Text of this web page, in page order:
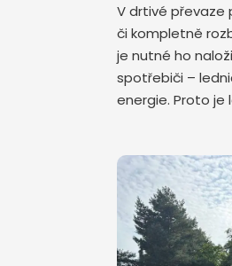
V drtivé převaze
či kompletně
je nutné ho
spotřebiči –
energie. Proto je